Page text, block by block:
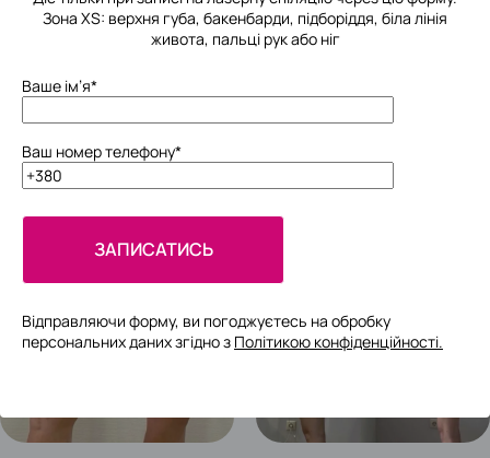
ВАШІ РЕЗУЛЬТАТИ ДО & ПІСЛЯ
Зона XS: верхня губа, бакенбарди, підборіддя, біла лінія
живота, пальці рук або ніг
Ваше ім’я*
Ваш номер телефону*
Відправляючи форму, ви погоджуєтесь на обробку
персональних даних згідно з Політикою конфіденційності.
this